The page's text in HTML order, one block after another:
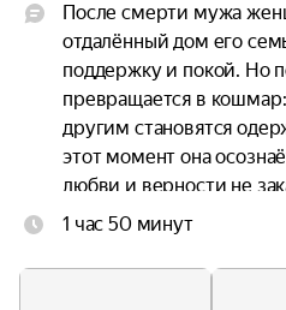
После смерти мужа
отдалённый дом его
поддержку и покой. Но
превращается в
другим становятся
этот момент она
любви и верности не
смертью.
1 час 50 минут